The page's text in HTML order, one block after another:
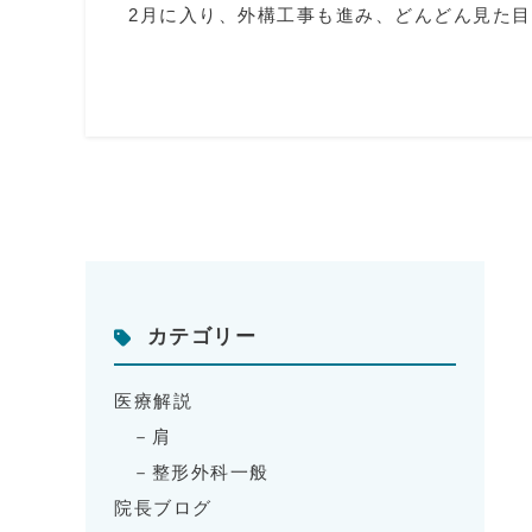
2月に入り、外構工事も進み、どんどん見た
カテゴリー
医療解説
肩
整形外科一般
院長ブログ